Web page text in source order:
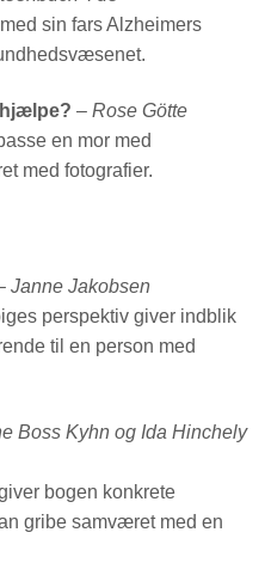
sin fars Alzheimers
– Rose Götte
en mor med
med fotografier.
Janne Jakobsen
perspektiv giver indblik
til en person med
Boss Kyhn og Ida Hinchely
bogen konkrete
gribe samværet med en